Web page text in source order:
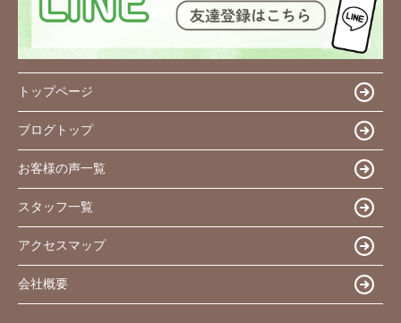
トップページ
ブログトップ
お客様の声一覧
スタッフ一覧
アクセスマップ
会社概要